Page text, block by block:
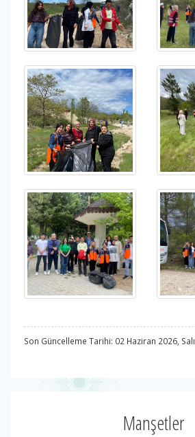
Son Güncelleme Tarihi: 02 Haziran 2026, Salı
Manşetler